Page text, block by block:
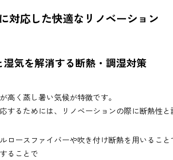
対応した快適なリノベーション
湿気を解消する断熱・調湿対策
高く蒸し暑い気候が特徴です。
するためには、リノベーションの際に断熱性
ロースファイバーや吹き付け断熱を用いるこ
ることで